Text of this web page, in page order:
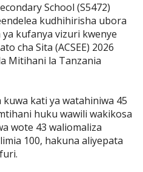
School (S5472)
kudhihirisha ubora
kufanya vizuri kwenye
cha Sita (ACSEE) 2026
Mitihani la Tanzania
kati ya watahiniwa 45
huku wawili wakikosa
wote 43 waliomaliza
100, hakuna aliyepata